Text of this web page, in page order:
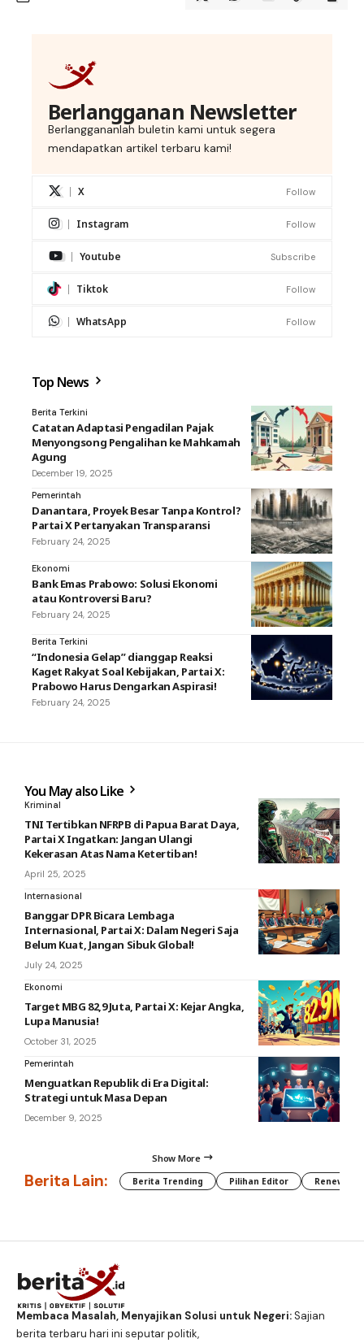
Berlangganan Newsletter
Berlanggananlah buletin kami untuk segera
mendapatkan artikel terbaru kami!
X Follow
Instagram Follow
Youtube Subscribe
Tiktok Follow
WhatsApp Follow
Top News
Berita Terkini
Catatan Adaptasi Pengadilan Pajak
Menyongsong Pengalihan ke Mahkamah
Agung
December 19, 2025
Pemerintah
Danantara, Proyek Besar Tanpa Kontrol?
Partai X Pertanyakan Transparansi
February 24, 2025
Ekonomi
Bank Emas Prabowo: Solusi Ekonomi
atau Kontroversi Baru?
February 24, 2025
Berita Terkini
“Indonesia Gelap” dianggap Reaksi
Kaget Rakyat Soal Kebijakan, Partai X:
Prabowo Harus Dengarkan Aspirasi!
February 24, 2025
You May also Like
Kriminal
TNI Tertibkan NFRPB di Papua Barat Daya,
Partai X Ingatkan: Jangan Ulangi
Kekerasan Atas Nama Ketertiban!
April 25, 2025
Internasional
Banggar DPR Bicara Lembaga
Internasional, Partai X: Dalam Negeri Saja
Belum Kuat, Jangan Sibuk Global!
July 24, 2025
Ekonomi
Target MBG 82,9 Juta, Partai X: Kejar Angka,
Lupa Manusia!
October 31, 2025
Pemerintah
Menguatkan Republik di Era Digital:
Strategi untuk Masa Depan
December 9, 2025
Show More
Berita Lain: Berita Trending Pilihan Editor
Membaca Masalah, Menyajikan Solusi untuk Negeri:Sajian
berita terbaru hari ini seputar politik,